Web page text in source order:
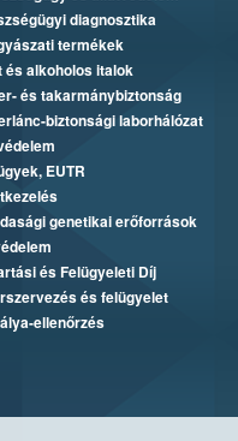
diagnosztika
termékek
és alkoholos italok
és takarmánybiztonság
biztonsági laborhálózat
EUTR
genetikai erőforrások
és Felügyeleti Díj
és felügyelet
ellenőrzés